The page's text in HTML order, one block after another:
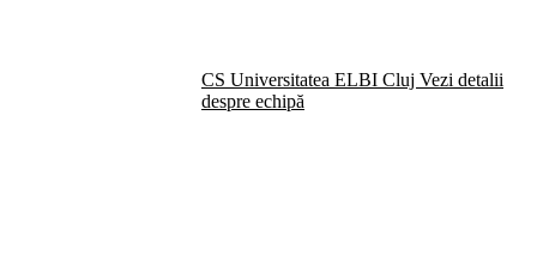
CS Universitatea ELBI Cluj Vezi detalii
despre echipă